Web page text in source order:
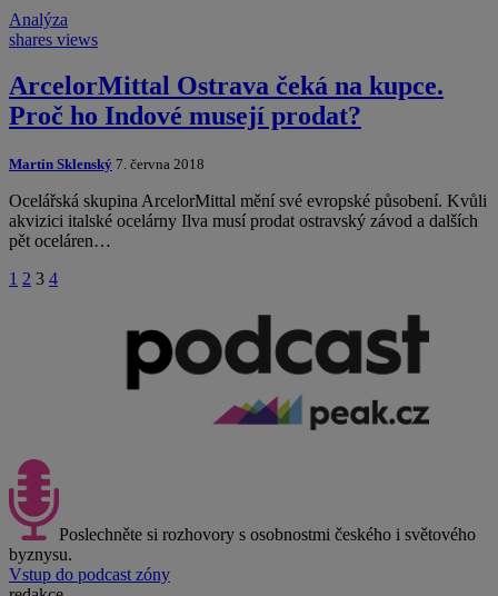
Analýza
shares views
ArcelorMittal Ostrava čeká na kupce.
Proč ho Indové musejí prodat?
Martin Sklenský 7. června 2018
Ocelářská skupina ArcelorMittal mění své evropské působení. Kvůli
akvizici italské ocelárny Ilva musí prodat ostravský závod a dalších
pět oceláren…
1 2 3 4
Poslechněte si rozhovory s osobnostmi českého i světového
byznysu.
Vstup do podcast zóny